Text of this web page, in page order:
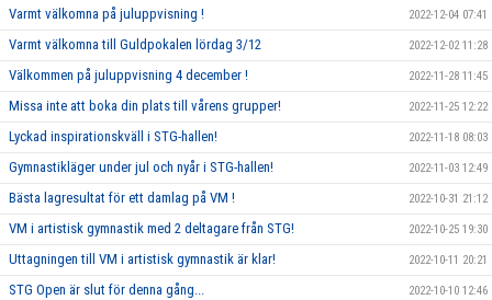
Varmt välkomna på juluppvisning ! 2022-12-04 07:41
Varmt välkomna till Guldpokalen lördag 3/12 2022-12-02 11:28
Välkommen på juluppvisning 4 december ! 2022-11-28 11:45
Missa inte att boka din plats till vårens grupper! 2022-11-25 12:22
Lyckad inspirationskväll i STG-hallen! 2022-11-18 08:03
Gymnastikläger under jul och nyår i STG-hallen! 2022-11-03 12:49
Bästa lagresultat för ett damlag på VM ! 2022-10-31 21:12
VM i artistisk gymnastik med 2 deltagare från STG! 2022-10-25 19:30
Uttagningen till VM i artistisk gymnastik är klar! 2022-10-11 20:21
STG Open är slut för denna gång... 2022-10-10 12:46